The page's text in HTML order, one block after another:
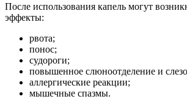
После использования капель могут
эффекты:
рвота;
понос;
судороги;
повышенное слюноотделение и
аллергические реакции;
мышечные спазмы.